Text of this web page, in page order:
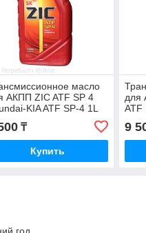
масло
АКПП ZIC ATF SP 4
KIA ATF SP-4 1L
₸
Купить
для
ATF
9